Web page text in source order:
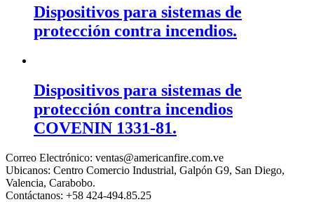
Dispositivos para sistemas de
protección contra incendios.
Dispositivos para sistemas de
protección contra incendios
COVENIN 1331-81.
Correo Electrónico: ventas@americanfire.com.ve
Ubicanos: Centro Comercio Industrial, Galpón G9, San Diego,
Valencia, Carabobo.
Contáctanos: +58 424-494.85.25